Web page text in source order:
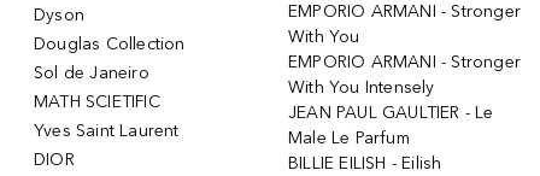
Dyson
Douglas Collection
Sol de Janeiro
MATH SCIETIFIC
Yves Saint Laurent
DIOR
EMPORIO ARMANI - Stronger
With You
EMPORIO ARMANI - Stronger
With You Intensely
JEAN PAUL GAULTIER - Le
Male Le Parfum
BILLIE EILISH - Eilish